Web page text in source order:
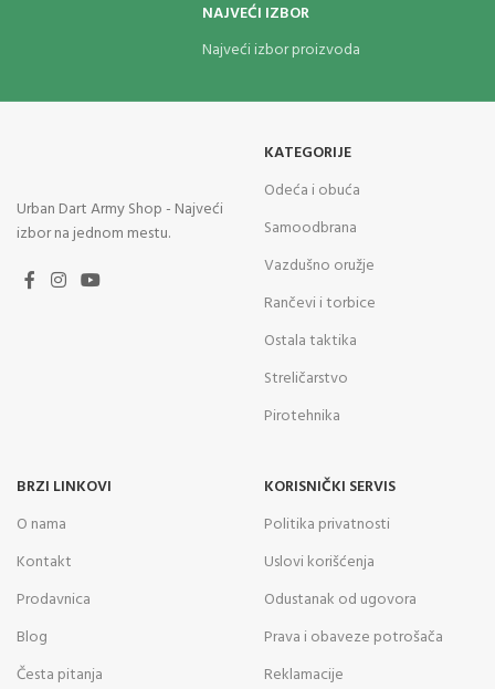
NAJVEĆI IZBOR
Najveći izbor proizvoda
Urban Dart Army Shop - Najveći
izbor na jednom mestu.
KATEGORIJE
Odeća i obuća
Samoodbrana
Vazdušno oružje
Rančevi i torbice
Ostala taktika
Streličarstvo
Pirotehnika
BRZI LINKOVI
O nama
Kontakt
Prodavnica
Blog
Česta pitanja
KORISNIČKI SERVIS
Politika privatnosti
Uslovi korišćenja
Odustanak od ugovora
Prava i obaveze potrošača
Reklamacije